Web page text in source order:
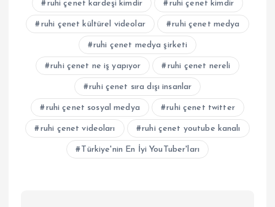
ruhi çenet kardeşi kimdir ruhi çenet kimdir
ruhi çenet kültürel videolar ruhi çenet medya
ruhi çenet medya şirketi
ruhi çenet ne iş yapıyor ruhi çenet nereli
ruhi çenet sıra dışı insanlar
ruhi çenet sosyal medya ruhi çenet twitter
ruhi çenet videoları ruhi çenet youtube kanalı
Türkiye'nin En İyi YouTuber'ları